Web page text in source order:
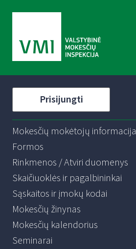
Prisijungti
Mokesčių mokėtojų informacija
Formos
Rinkmenos / Atviri duomenys
Skaičiuoklės ir pagalbininkai
Sąskaitos ir įmokų kodai
Mokesčių žinynas
Mokesčių kalendorius
Seminarai